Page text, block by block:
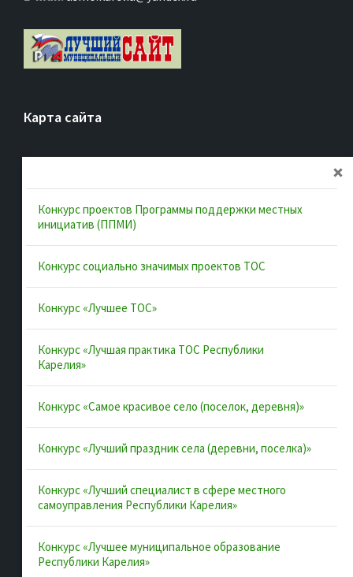
Карта сайта
Об ассоциации
Документы
Муниципальные образования
Конкурсы и лучшие практики
Контакты
Полезные ссылки
Интернет-портал Республики Карелия
Территориальное общественное самоуправление в
Республике Карелия
ВАРМСУ
ОАТОС
Конкурс проектов Программы поддержки местных
инициатив (ППМИ)
Конкурс социально значимых проектов ТОС
Конкурс «Лучшее ТОС»
Конкурс «Лучшая практика ТОС Республики
Карелия»
Конкурс «Самое красивое село (поселок, деревня)»
Конкурс «Лучший праздник села (деревни, поселка)»
Конкурс «Лучший специалист в сфере местного
самоуправления Республики Карелия»
Конкурс «Лучшее муниципальное образование
Республики Карелия»